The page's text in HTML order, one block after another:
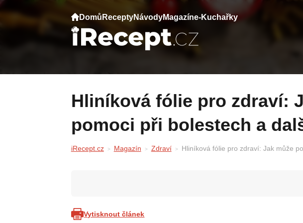
Domů ReceptyNávodyMagazíne-Kuchařky
Hliníková fólie pro zdraví: Jak může
pomoci při bolestech a
iRecept.cz Magazín Zdraví Hliníková fólie pro zdraví: Jak může
Vytisknout článek